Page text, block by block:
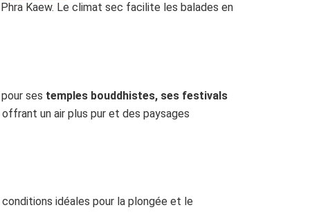
Kaew. Le climat sec facilite les balades en
ses temples bouddhistes, ses festivals
offrant un air plus pur et des paysages
conditions idéales pour la plongée et le